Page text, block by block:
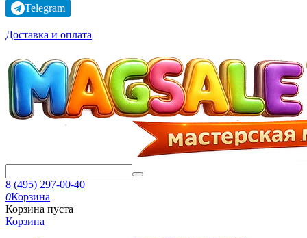
Telegram
Доставка и оплата
8 (495) 297-00-40
0Корзина
Корзина пуста
Корзина